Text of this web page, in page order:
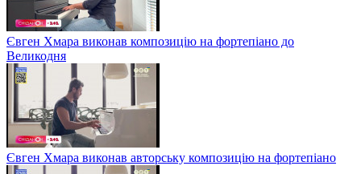
Євген Хмара виконав композицію на фортепіано до
Великодня
Євген Хмара виконав авторську композицію на фортепіано